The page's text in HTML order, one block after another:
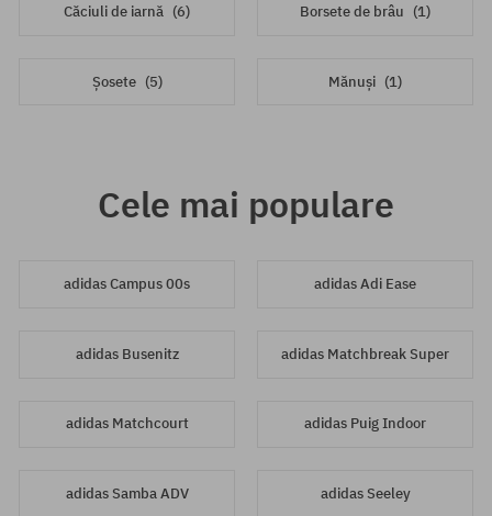
Căciuli de iarnă (6) Borsete de brâu (1)
Șosete (5) Mănuși (1)
Cele mai populare
adidas Campus 00s adidas Adi Ease
adidas Busenitz adidas Matchbreak Super
adidas Matchcourt adidas Puig Indoor
adidas Samba ADV adidas Seeley